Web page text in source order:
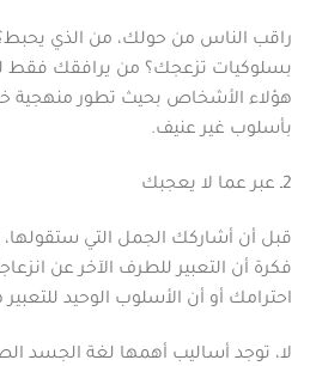
راقب الناس من حولك، من الذي
بسلوكيات تزعجك؟ من يرافقك فقط
هؤلاء الأشخاص بحيث تطور منهجية
بأسلوب غير عنيف.
2ـ عبر عما لا يعجبك
قبل أن أشاركك الجمل التي
فكرة أن التعبير للطرف الآخر عن
احترامك أو أن الأسلوب الوحيد
لا، توجد أساليب أهمها لغة الجسد